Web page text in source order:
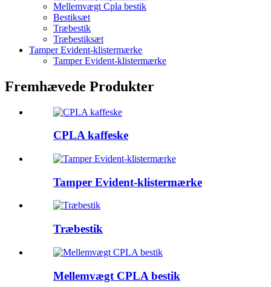
Mellemvægt Cpla bestik
Bestiksæt
Træbestik
Træbestiksæt
Tamper Evident-klistermærke
Tamper Evident-klistermærke
Fremhævede Produkter
CPLA kaffeske
Tamper Evident-klistermærke
Træbestik
Mellemvægt CPLA bestik